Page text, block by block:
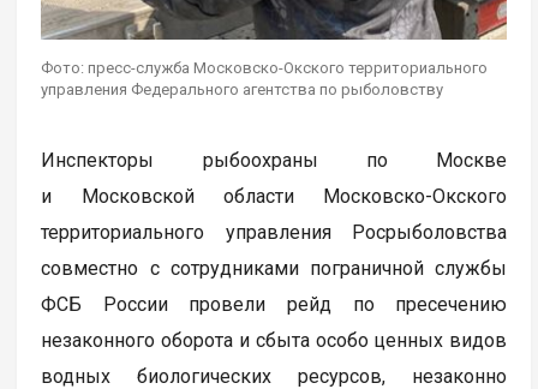
Фото: пресс-служба Московско-Окского территориального
управления Федерального агентства по рыболовству
Инспекторы рыбоохраны по Москве
и Московской области Московско-Окского
территориального управления Росрыболовства
совместно с сотрудниками пограничной службы
ФСБ России провели рейд по пресечению
незаконного оборота и сбыта особо ценных видов
водных биологических ресурсов, незаконно